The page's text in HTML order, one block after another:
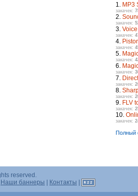
1. MP3
закачек:
2.
закачек:
3.
закачек:
4.
закачек:
5.
закачек:
6.
закачек:
7.
закачек:
8.
закачек:
9. FLV
закачек:
10.
закачек:
Полный
reserved.
Наши баннеры Контакты